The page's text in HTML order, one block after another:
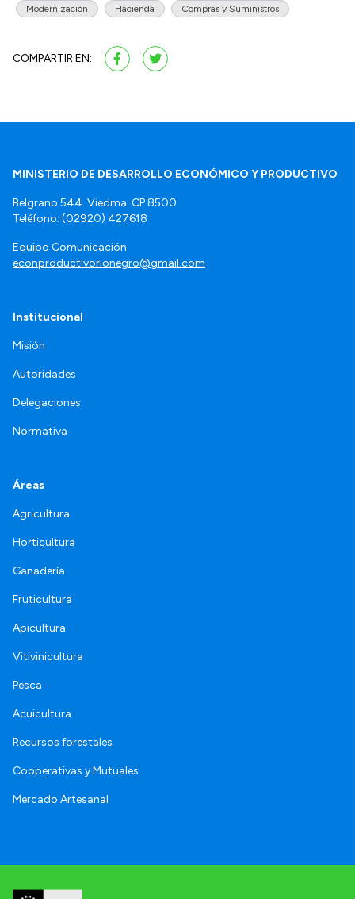
Modernización Hacienda Compras y Suministros
COMPARTIR EN:
MINISTERIO DE DESARROLLO ECONÓMICO Y PRODUCTIVO
Belgrano 544. Viedma. CP 8500
Teléfono: (02920) 427618
Equipo Comunicación
econproductivorionegro@gmail.com
Institucional
Misión
Autoridades
Delegaciones
Normativa
Áreas
Agricultura
Horticultura
Ganadería
Fruticultura
Apicultura
Vitivinicultura
Pesca
Acuicultura
Recursos forestales
Cooperativas y Mutuales
Mercado Artesanal